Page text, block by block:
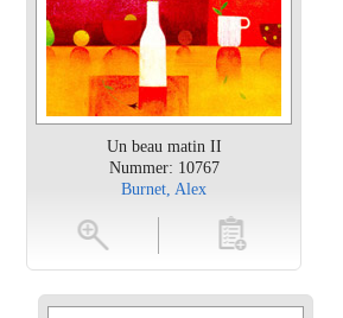
Un beau matin II
Nummer: 10767
Burnet, Alex
toevoegen